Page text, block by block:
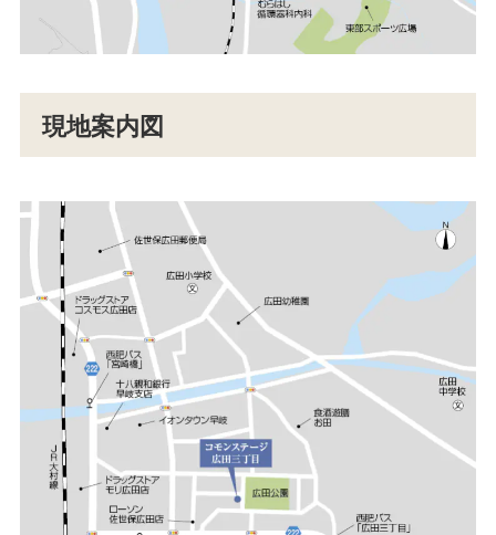
現地案内図